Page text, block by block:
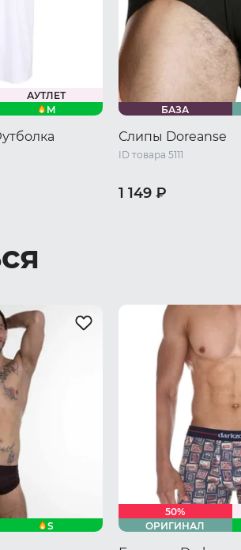
АУТЛЕТ
M БАЗА
Слипы Doreanse
ID товара 5111
1 149 ₽
S
50%
ОРИГИНАЛ